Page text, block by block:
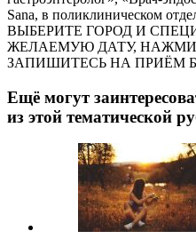
Sana, в поликлиническом
ВЫБЕРИТЕ ГОРОД И
ЖЕЛАЕМУЮ ДАТУ,
ЗАПИШИТЕСЬ НА ПРИЁМ
Ещё могут
из этой тематической